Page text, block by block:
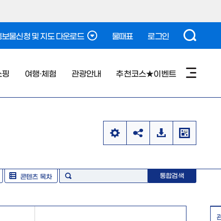
보물신청 및 지도 다운로드 물때표 로그인
핑 여행·체험 관광안내 추천코스★이벤트
콘텐츠 목차 통합검색